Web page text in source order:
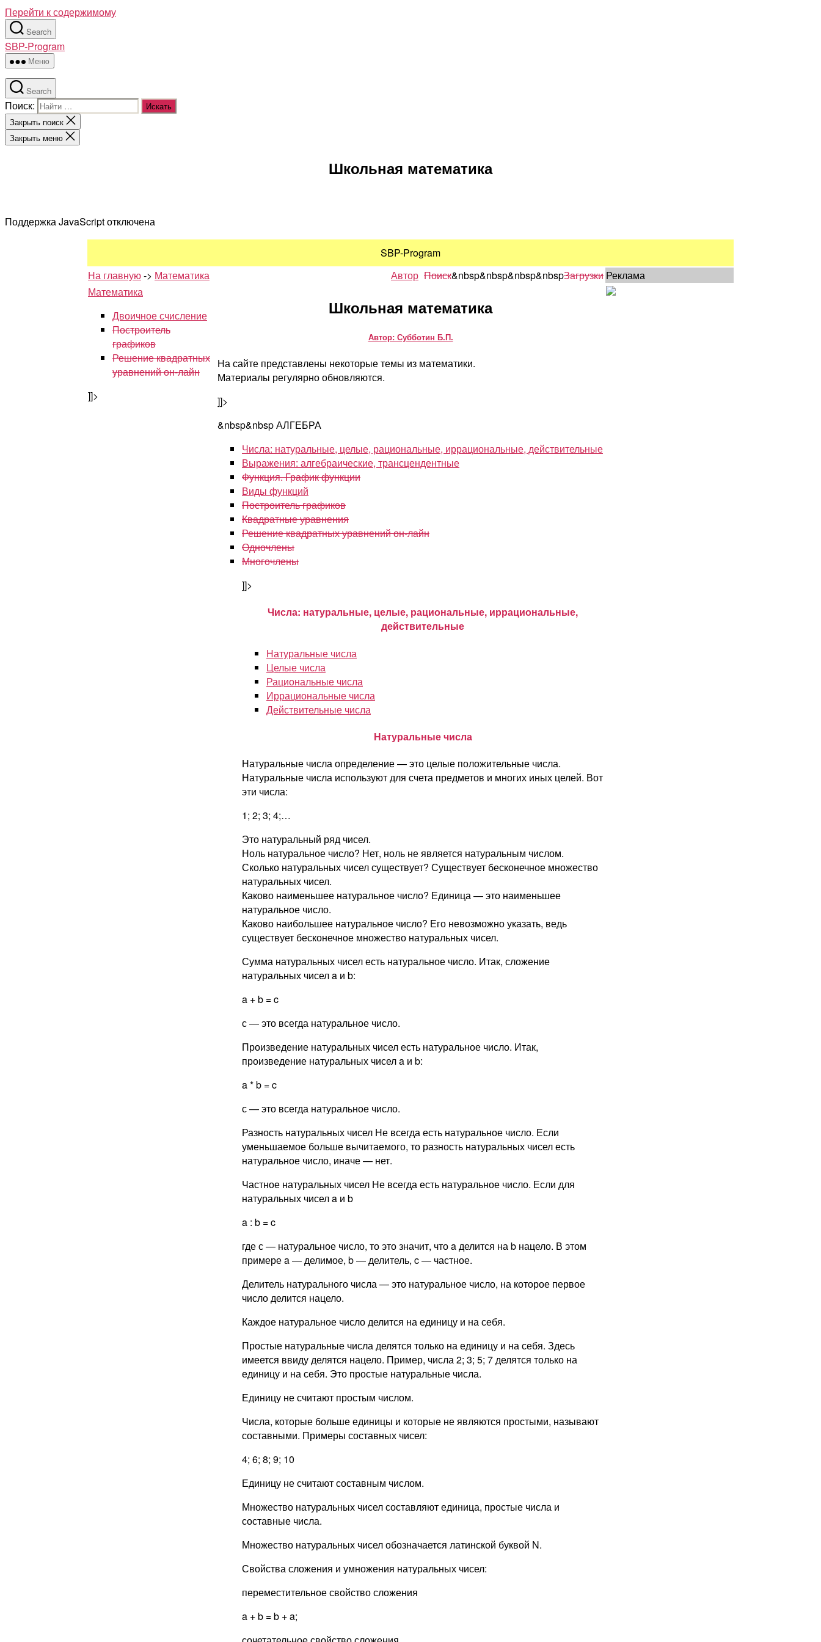
Перейти к содержимому
Search
SBP-Program
Меню
Search
Поиск:
Закрыть поиск
Закрыть меню
Школьная математика
Поддержка JavaScript отключена
SBP-Program
На главную-> Математика Автор Поиск&nbsp&nbsp&nbsp&nbspЗагрузки Реклама
Математика
Двоичное счисление
Построитель
графиков
Решение квадратных
уравнений он-лайн
]]>
Школьная математика
Автор: Субботин Б.П.
На сайте представлены некоторые темы из математики.
Материалы регулярно обновляются.
]]>
&nbsp&nbsp АЛГЕБРА
Числа: натуральные, целые, рациональные, иррациональные, действительные
Выражения: алгебраические, трансцендентные
Функция. График функции
Виды функций
Построитель графиков
Квадратные уравнения
Решение квадратных уравнений он-лайн
Одночлены
Многочлены
]]>
Числа: натуральные, целые, рациональные, иррациональные,
действительные
Натуральные числа
Целые числа
Рациональные числа
Иррациональные числа
Действительные числа
Натуральные числа
Натуральные числа определение — это целые положительные числа.
Натуральные числа используют для счета предметов и многих иных целей. Вот
эти числа:
1; 2; 3; 4;…
Это натуральный ряд чисел.
Ноль натуральное число? Нет, ноль не является натуральным числом.
Сколько натуральных чисел существует? Существует бесконечное множество
натуральных чисел.
Каково наименьшее натуральное число? Единица — это наименьшее
натуральное число.
Каково наибольшее натуральное число? Его невозможно указать, ведь
существует бесконечное множество натуральных чисел.
Сумма натуральных чисел есть натуральное число. Итак, сложение
натуральных чисел a и b:
a + b = c
с — это всегда натуральное число.
Произведение натуральных чисел есть натуральное число. Итак,
произведение натуральных чисел a и b:
a * b = c
с — это всегда натуральное число.
Разность натуральных чисел Не всегда есть натуральное число. Если
уменьшаемое больше вычитаемого, то разность натуральных чисел есть
натуральное число, иначе — нет.
Частное натуральных чисел Не всегда есть натуральное число. Если для
натуральных чисел a и b
a : b = c
где с — натуральное число, то это значит, что a делится на b нацело. В этом
примере a — делимое, b — делитель, c — частное.
Делитель натурального числа — это натуральное число, на которое первое
число делится нацело.
Каждое натуральное число делится на единицу и на себя.
Простые натуральные числа делятся только на единицу и на себя. Здесь
имеется ввиду делятся нацело. Пример, числа 2; 3; 5; 7 делятся только на
единицу и на себя. Это простые натуральные числа.
Единицу не считают простым числом.
Числа, которые больше единицы и которые не являются простыми, называют
составными. Примеры составных чисел:
4; 6; 8; 9; 10
Единицу не считают составным числом.
Множество натуральных чисел составляют единица, простые числа и
составные числа.
Множество натуральных чисел обозначается латинской буквой N.
Свойства сложения и умножения натуральных чисел:
переместительное свойство сложения
a + b = b + a;